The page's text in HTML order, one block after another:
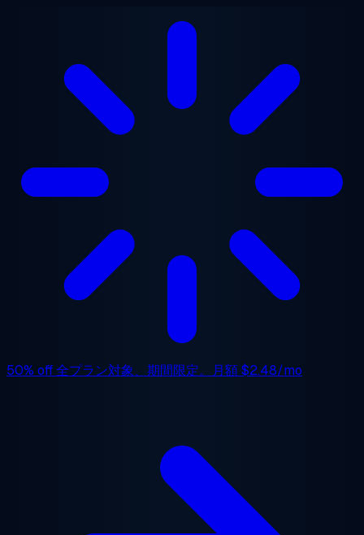
50% off全プラン対象、期間限定。月額$2.48/mo